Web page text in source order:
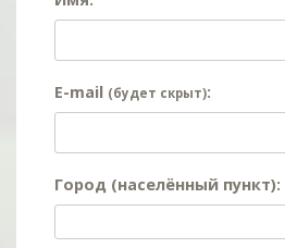
E-mail (будет скрыт):
Город (населённый пункт):